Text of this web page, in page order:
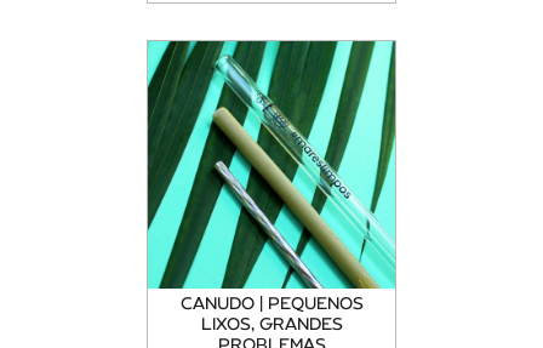
CANUDO | PEQUENOS
LIXOS, GRANDES